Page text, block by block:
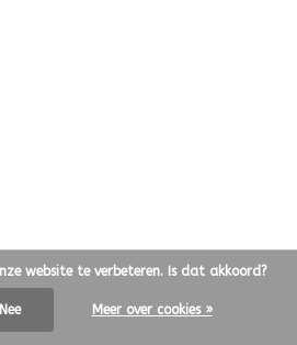
website te verbeteren. Is dat akkoord?
Nee Meer over cookies »